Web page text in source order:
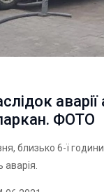
ФОТО
близько 6-ї